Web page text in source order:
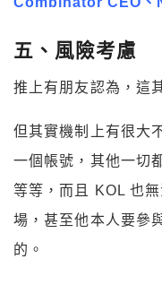
五、風險考慮
推上有朋友認為，這
但其實機制上有很大
一個帳號，其他一切
等等，而且 KOL 也
場，甚至他本人要參
的。